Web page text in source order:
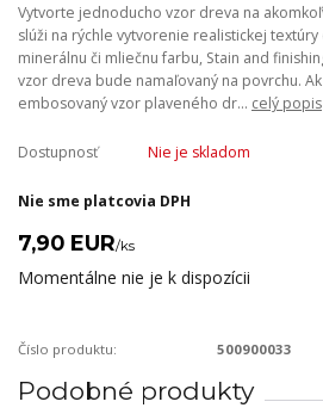
Vytvorte jednoducho vzor dreva na
slúži na rýchle vytvorenie realistickej
minerálnu či mliečnu farbu, Stain and
vzor dreva bude namaľovaný na povrchu.
embosovaný vzor plaveného dr... celý popis
Dostupnosť Nie je skladom
Nie sme platcovia DPH
7,90 EUR/ks
Momentálne nie je k dispozícii
Číslo produktu: 500900033
Podobné produkty